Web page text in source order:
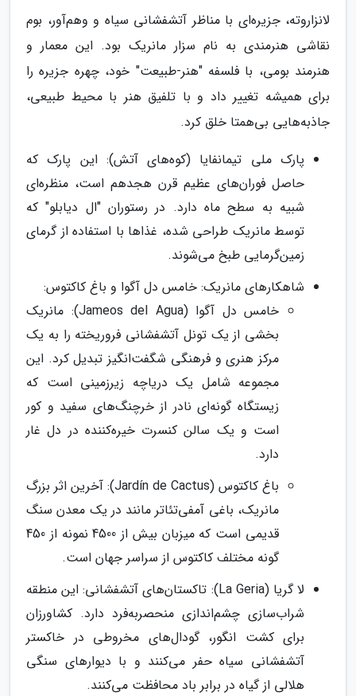
لانزاروته، جزیره‌ای با مناظر آتشفشانی سیاه و وهم‌آور، بوم
نقاشی هنرمندی به نام سزار مانریک بود. این معمار و
هنرمند بومی، با فلسفه "هنر-طبیعت" خود، چهره جزیره را
برای همیشه تغییر داد و با تلفیق هنر با محیط طبیعی،
جاذبه‌هایی بی‌همتا خلق کرد.
پارک ملی تیمانفایا (کوه‌های آتش): این پارک که
حاصل فوران‌های عظیم قرن هجدهم است، منظره‌ای
شبیه به سطح ماه دارد. در رستوران "ال دیابلو" که
توسط مانریک طراحی شده، غذاها با استفاده از گرمای
زمین‌گرمایی طبخ می‌شوند.
شاهکارهای مانریک: خامس دل آگوا و باغ کاکتوس:
خامس دل آگوا (Jameos del Agua): مانریک
بخشی از یک تونل آتشفشانی فروریخته را به یک
مرکز هنری و فرهنگی شگفت‌انگیز تبدیل کرد. این
مجموعه شامل یک دریاچه زیرزمینی است که
زیستگاه گونه‌ای نادر از خرچنگ‌های سفید و کور
است و یک سالن کنسرت خیره‌کننده در دل غار
دارد.
باغ کاکتوس (Jardín de Cactus): آخرین اثر بزرگ
مانریک، باغی آمفی‌تئاتر مانند در یک معدن سنگ
قدیمی است که میزبان بیش از 4500 نمونه از 450
گونه مختلف کاکتوس از سراسر جهان است.
لا گریا (La Geria): تاکستان‌های آتشفشانی: این منطقه
شراب‌سازی چشم‌اندازی منحصربه‌فرد دارد. کشاورزان
برای کشت انگور، گودال‌های مخروطی در خاکستر
آتشفشانی سیاه حفر می‌کنند و با دیوارهای سنگی
هلالی از گیاه در برابر باد محافظت می‌کنند.